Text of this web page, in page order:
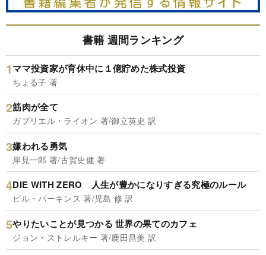
書籍 週間ランキング
ママ投資家が育休中に１億貯めた株式投資
ちょる子 著
筋肉が全て
ガブリエル・ライオン 著/御立英史 訳
嫌われる勇気
岸見一郎 著/古賀史健 著
DIE WITH ZERO 人生が豊かになりすぎる究極のルール
ビル・パーキンス 著/児島 修 訳
やりたいことが見つかる 世界の果てのカフェ
ジョン・ストレルキー 著/鹿田昌美 訳